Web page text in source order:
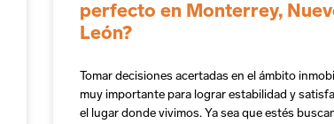
perfecto en Monterrey,
León?
Tomar decisiones acertadas en el ámbito
muy importante para lograr estabilidad y
el lugar donde vivimos. Ya sea que estés